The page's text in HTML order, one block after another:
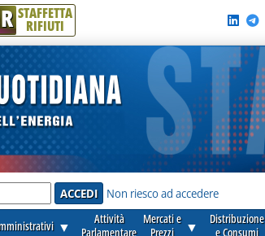
R STAFFETTA
RIFIUTI
Non riesco ad accedere
▼
Attività
Parlamentare
Mercati e
Prezzi
▼
Distribuzione
e Consumi